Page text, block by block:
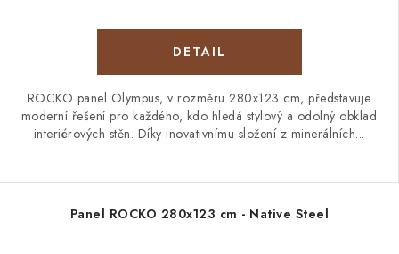
ROCKO panel Olympus, v rozměru 280x123 cm, představuje
moderní řešení pro každého, kdo hledá stylový a odolný obklad
interiérových stěn. Díky inovativnímu složení z minerálních...
Panel ROCKO 280x123 cm - Native Steel